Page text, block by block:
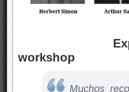
Exploring
workshop
Muchos